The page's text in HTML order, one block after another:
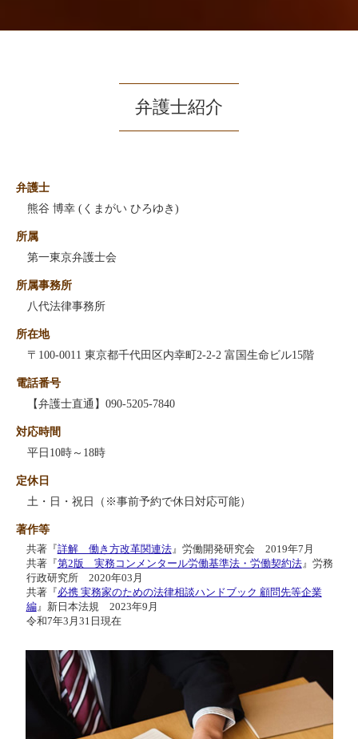
弁護士紹介
弁護士
熊谷 博幸 (くまがい ひろゆき)
所属
第一東京弁護士会
所属事務所
八代法律事務所
所在地
〒100-0011 東京都千代田区内幸町2-2-2 富国生命ビル15階
電話番号
【弁護士直通】090-5205-7840
対応時間
平日10時～18時
定休日
土・日・祝日（※事前予約で休日対応可能）
著作等
共著『 詳解 働き方改革関連法』労働開発研究会 2019年7月
共著『 第2版 実務コンメンタール労働基準法・労働契約法』労務
行政研究所 2020年03月
共著『 必携 実務家のための法律相談ハンドブック 顧問先等企業
編』新日本法規 2023年9月
令和7年3月31日現在